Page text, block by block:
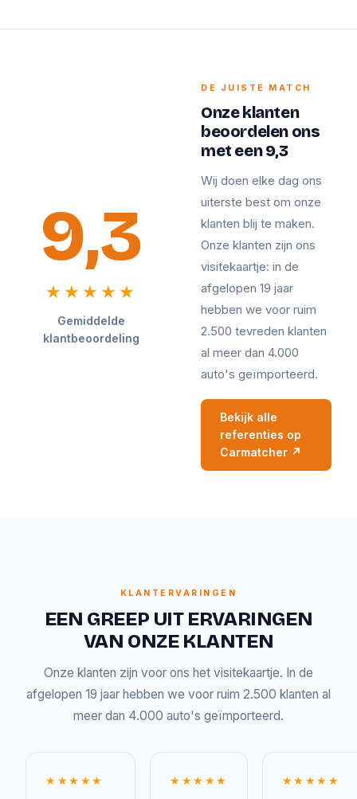
9,3
★★★★★
Gemiddelde
klantbeoordeling
DE JUISTE MATCH
Onze klanten
beoordelen ons
met een 9,3
Wij doen elke dag ons
uiterste best om onze
klanten blij te maken.
Onze klanten zijn ons
visitekaartje: in de
afgelopen 19 jaar
hebben we voor ruim
2.500 tevreden klanten
al meer dan 4.000
auto's geïmporteerd.
Bekijk alle
referenties op
Carmatcher ↗
KLANTERVARINGEN
EEN GREEP UIT ERVARINGEN
VAN ONZE KLANTEN
Onze klanten zijn voor ons het visitekaartje. In de
afgelopen 19 jaar hebben we voor ruim 2.500 klanten al
meer dan 4.000 auto's geïmporteerd.
★★★★★
★★★★★
★★★★★